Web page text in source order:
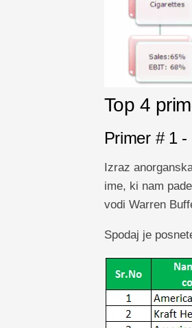
Top 4
Primer # 1
Izraz
ime, ki nam
vodi Warren
Spodaj je